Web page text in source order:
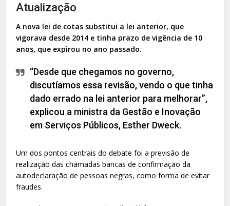
Atualização
A nova lei de cotas substitui a lei anterior, que
vigorava desde 2014 e tinha prazo de vigência de 10
anos, que expirou no ano passado.
“Desde que chegamos no governo,
discutíamos essa revisão, vendo o que tinha
dado errado na lei anterior para melhorar”,
explicou a ministra da Gestão e Inovação
em Serviços Públicos, Esther Dweck.
Um dos pontos centrais do debate foi a previsão de
realização das chamadas bancas de confirmação da
autodeclaração de pessoas negras, como forma de evitar
fraudes.